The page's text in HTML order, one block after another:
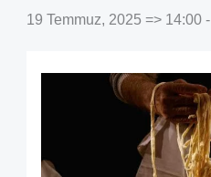
19 Temmuz, 2025 => 14:00-